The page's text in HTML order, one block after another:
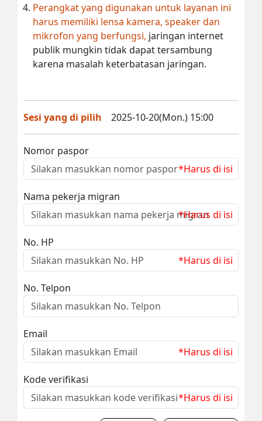
Perangkat yang digunakan untuk layanan ini
harus memiliki lensa kamera, speaker dan
mikrofon yang berfungsi, jaringan internet
publik mungkin tidak dapat tersambung
karena masalah keterbatasan jaringan.
Sesi yang di pilih 2025-10-20(Mon.) 15:00
Nomor paspor
*Harus di isi
Nama pekerja migran
*Harus di isi
No. HP
*Harus di isi
No. Telpon
Email
*Harus di isi
Kode verifikasi
*Harus di isi